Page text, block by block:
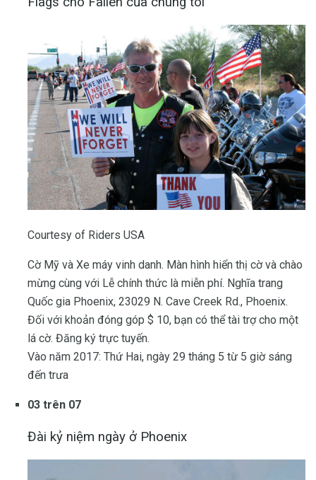
Courtesy of Riders USA
Cờ Mỹ và Xe máy vinh danh. Màn hình hiển thị cờ và chào
mừng cùng với Lễ chính thức là miễn phí. Nghĩa trang
Quốc gia Phoenix, 23029 N. Cave Creek Rd., Phoenix.
Đối với khoản đóng góp $ 10, bạn có thể tài trợ cho một
lá cờ. Đăng ký trực tuyến.
Vào năm 2017: Thứ Hai, ngày 29 tháng 5 từ 5 giờ sáng
đến trưa
03 trên 07
Đài kỷ niệm ngày ở Phoenix